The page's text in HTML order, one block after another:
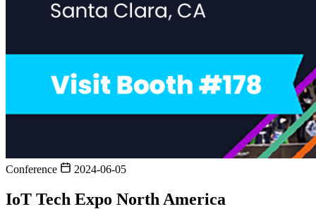
Conference 2024-06-05
IoT Tech Expo North America